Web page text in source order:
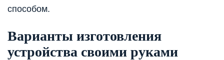
способом.
Варианты изготовления
устройства своими руками